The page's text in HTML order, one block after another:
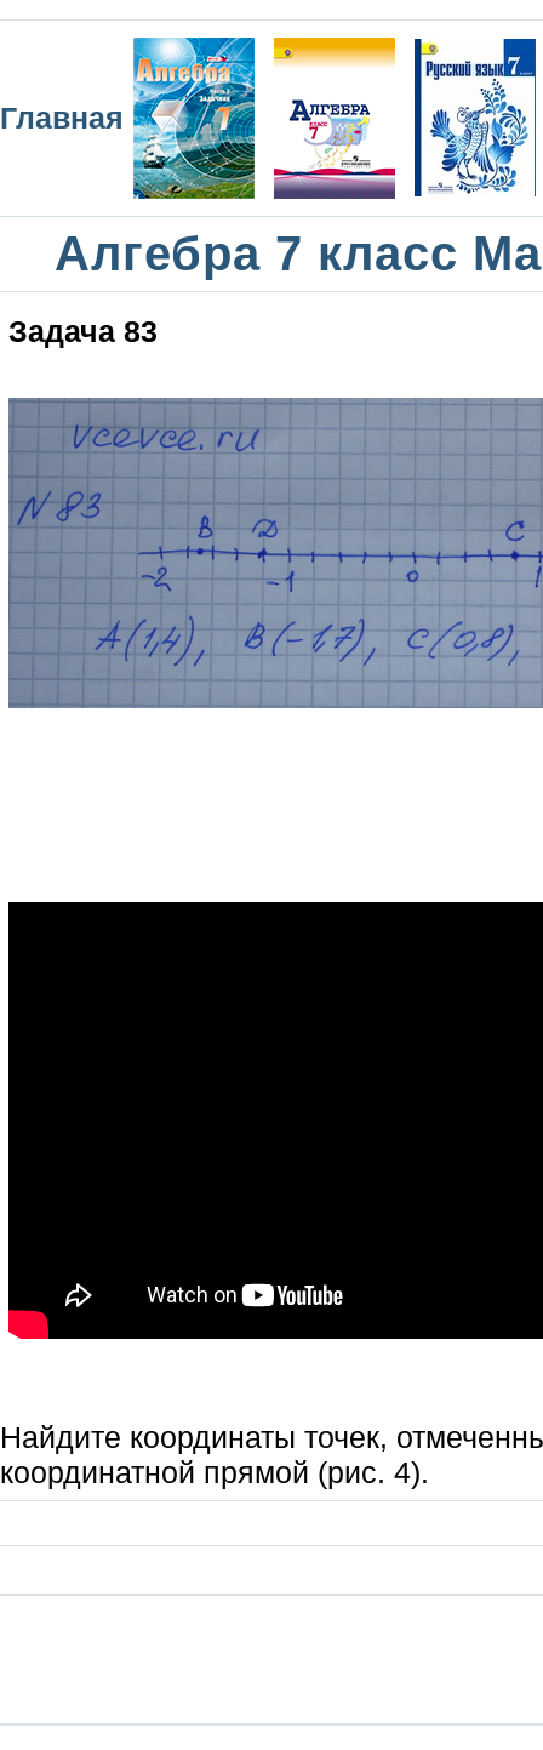
Главная
Алгебра 7 класс
Задача 83
Найдите координаты точек,
координатной прямой (рис. 4).